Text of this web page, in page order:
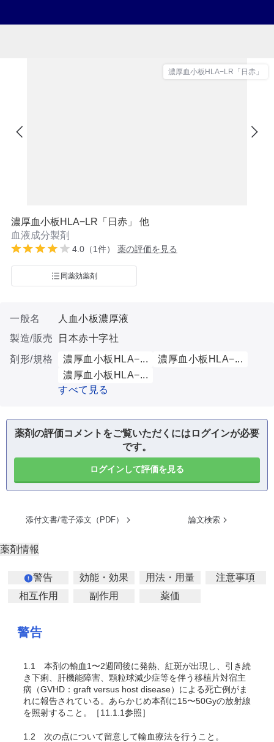
濃厚血小板HLA−LR「日赤」
濃厚血小板HLA−LR「日赤」 他
血液成分製剤
4.0（1件） 薬の評価を見る
同薬効薬剤
一般名
人血小板濃厚液
製造/販売
日本赤十字社
剤形/規格
濃厚血小板HLA−...
濃厚血小板HLA−...
濃厚血小板HLA−...
すべて見る
薬剤の評価コメントをご覧いただくにはログインが必要
です。
ログインして評価を見る
添付文書/電子添文（PDF） 論文検索
薬剤情報
警告 効能・効果 用法・用量
注意事項
相互作用
副作用 薬価
警告
1.1
本剤の輸血1〜2週間後に発熱、紅斑が出現し、引き続
き下痢、肝機能障害、顆粒球減少症等を伴う移植片対宿主
病（GVHD：graft versus host disease）による死亡例がま
れに報告されている 。あらかじめ本剤に15〜50Gyの放射線
を照射すること 。［11.1.1参照］
1.2 次の点について留意して輸血療法を行うこと。